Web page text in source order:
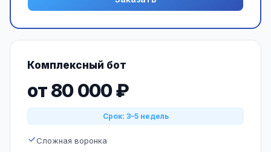
Комплексный бот
от 80 000 ₽
Срок: 3–5 недель
Сложная воронка